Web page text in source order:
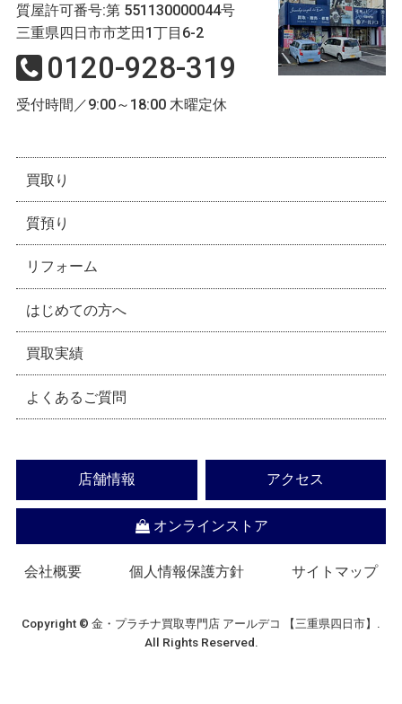
質屋許可番号:第 551130000044号
三重県四日市市芝田1丁目6-2
0120-928-319
受付時間／9:00～18:00 木曜定休
買取り
質預り
リフォーム
はじめての方へ
買取実績
よくあるご質問
店舗情報 アクセス
オンラインストア
会社概要 個人情報保護方針 サイトマップ
Copyright © 金・プラチナ買取専門店 アールデコ 【三重県四日市】.
All Rights Reserved.